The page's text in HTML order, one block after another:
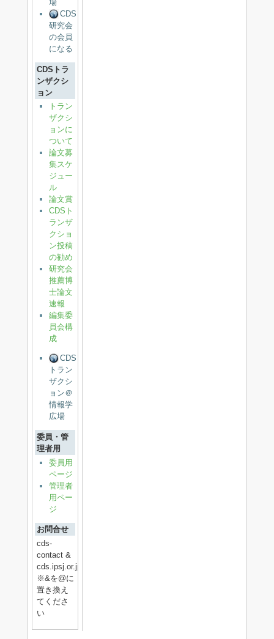
場
CDS
研究会
の会員
になる
CDSトラ
ンザクシ
ョン
トラン
ザクシ
ョンに
ついて
論文募
集スケ
ジュー
ル
論文賞
CDSト
ランザ
クショ
ン投稿
の勧め
研究会
推薦博
士論文
速報
編集委
員会構
成
CDS
トラン
ザクシ
ョン＠
情報学
広場
委員・管
理者用
委員用
ページ
管理者
用ペー
ジ
お問合せ
cds-
contact &
cds.ipsj.or.jp
※&を@に
置き換え
てくださ
い